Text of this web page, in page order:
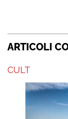
ARTICOLI
CULT